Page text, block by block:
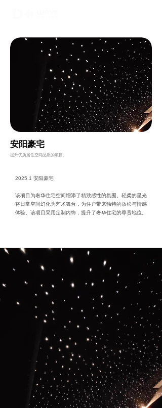
安阳豪宅
提升优质居住空间品质的项目。
2025.1 安阳豪宅
该项目为奢华住宅空间增添了精致感性的氛围。轻柔的星光
将日常空间幻化为艺术舞台，为住户带来独特的放松与情感
体验。该项目采用定制内饰，提升了奢华住宅的尊贵地位。